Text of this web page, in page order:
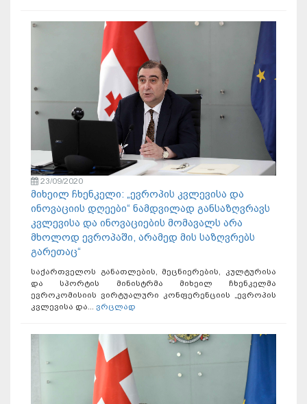
23/09/2020
მიხეილ ჩხენკელი: „ევროპის კვლევისა და
ინოვაციის დღეები“ ნამდვილად განსაზღვრავს
კვლევისა და ინოვაციების მომავალს არა
მხოლოდ ევროპაში, არამედ მის საზღვრებს
გარეთაც“
საქართველოს განათლების, მეცნიერების, კულტურისა
და სპორტის მინისტრმა მიხეილ ჩხენკელმა
ევროკომისიის ვირტუალური კონფერენციის „ევროპის
კვლევისა და... ვრცლად